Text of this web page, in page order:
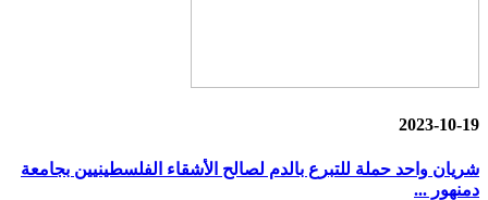
2023-10-19
شريان واحد حملة للتبرع بالدم لصالح الأشقاء الفلسطينيين بجامعة
دمنهور ...